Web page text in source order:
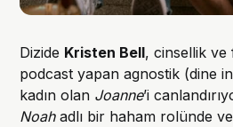
Dizide Kristen Bell, cinsellik
podcast yapan agnostik (dine
kadın olan Joanne’i
Noahadlı bir haham rolünde ve